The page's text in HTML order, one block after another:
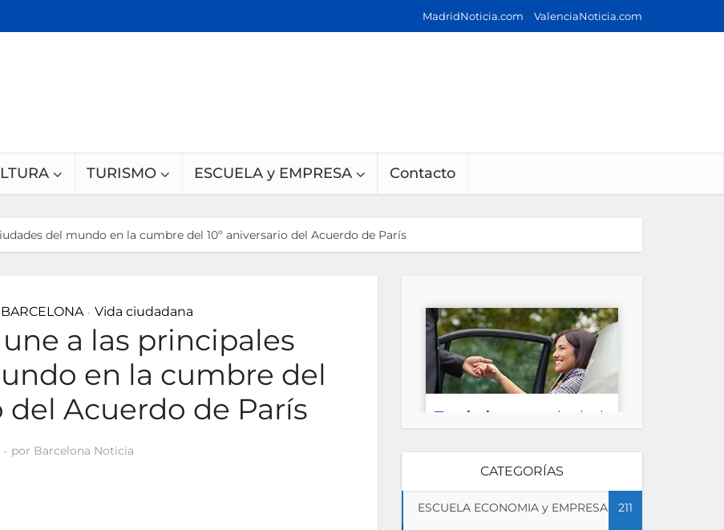
MadridNoticia.com ValenciaNoticia.com
TURISMO ESCUELA y EMPRESA Contacto
del mundo en la cumbre del 10º aniversario del Acuerdo de París
• Vida ciudadana
a las principales
en la cumbre del
del Acuerdo de París
por Barcelona Noticia
CATEGORÍAS
ESCUELA ECONOMIA y EMPRESA 211